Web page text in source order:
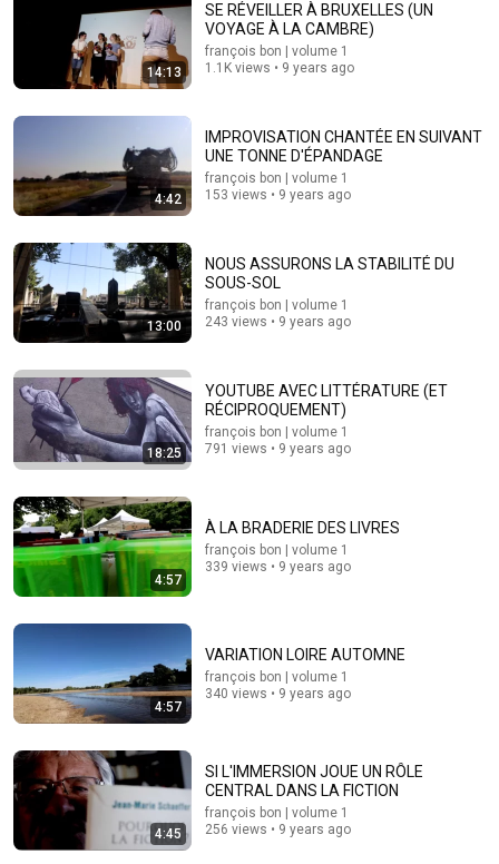
How the Epstein Network is Privatizing Govt &
Building the Surveillance State(w/Whitney Webb)
|TCHR
The Chris Hedges YouTube Channel
Your Dog Licks You? Here's What It Really Means
(SHOCKING)
Jack Cole • 804K views
The Manipulation Expert: 4 Hidden Signs You’re
Dealing With a Toxic Person
Mel Robbins • 774K views
14:13
SE RÉVEILLER À BRUXELLES (UN
VOYAGE À LA CAMBRE)
françois bon | volume 1
1.1K views • 9 years ago
4:42
IMPROVISATION CHANTÉE EN SUIVANT
UNE TONNE D'ÉPANDAGE
françois bon | volume 1
153 views • 9 years ago
13:00
NOUS ASSURONS LA STABILITÉ DU
SOUS-SOL
françois bon | volume 1
243 views • 9 years ago
18:25
YOUTUBE AVEC LITTÉRATURE (ET
RÉCIPROQUEMENT)
françois bon | volume 1
791 views • 9 years ago
4:57
À LA BRADERIE DES LIVRES
françois bon | volume 1
339 views • 9 years ago
4:57
VARIATION LOIRE AUTOMNE
françois bon | volume 1
340 views • 9 years ago
4:45
SI L'IMMERSION JOUE UN RÔLE
CENTRAL DANS LA FICTION
françois bon | volume 1
256 views • 9 years ago